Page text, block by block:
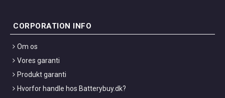
CORPORATION INFO
Om os
Vores garanti
Produkt garanti
Hvorfor handle hos Batterybuy.dk?